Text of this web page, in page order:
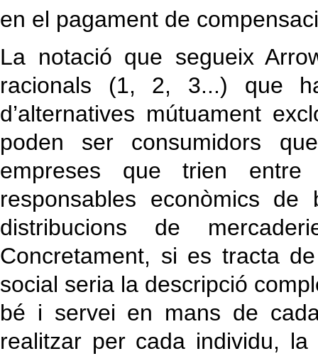
en el pagament de
La notació que segueix
racionals (1, 2, 3...) que
d’alternatives mútuament
poden ser consumidors
empreses que trien entre
responsables econòmics
distribucions de
Concretament, si es tracta
social seria la descripció
bé i servei en mans de
realitzar per cada individu,